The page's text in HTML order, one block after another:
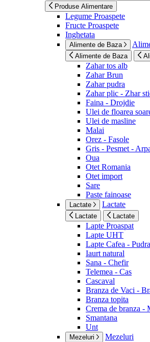
Produse Alimentare
Legume Proaspete
Fructe Proaspete
Inghetata
Alimente de Baza
Alimente de Baza
Zahar tos alb
Zahar Brun
Zahar pudra
Zahar plic - Zhar
Faina - Drojdie
Ulei de floarea
Ulei de masline
Malai
Orez - Fasole
Gris - Pesmet -
Oua
Otet Romania
Otet import
Sare
Paste fainoase
Lactate Lactate
Lactate Lactate
Lapte Proaspat
Lapte UHT
Lapte Cafea -
Iaurt natural
Sana - Chefir
Telemea - Cas
Cascaval
Branza de Vaci -
Branza topita
Crema de branza -
Smantana
Unt
Mezeluri Mezeluri